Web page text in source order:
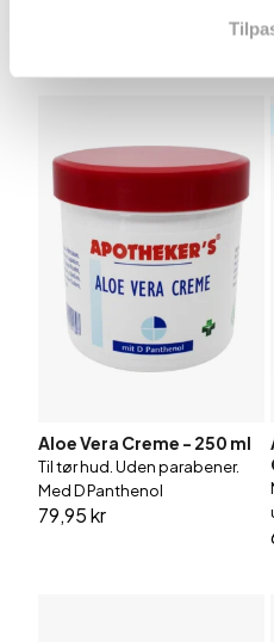
Aloe Vera Creme - 250 ml
Til tør hud. Uden parabener.
Med D Panthenol
79,95 kr